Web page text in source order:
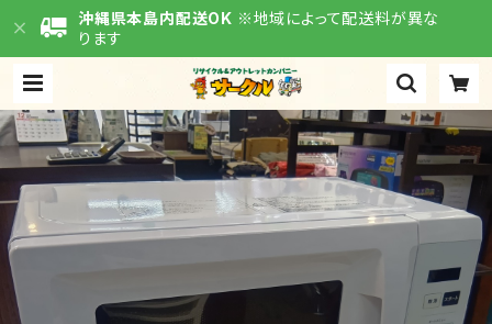
沖縄県本島内配送OK ※地域によって配送料が異な
ります